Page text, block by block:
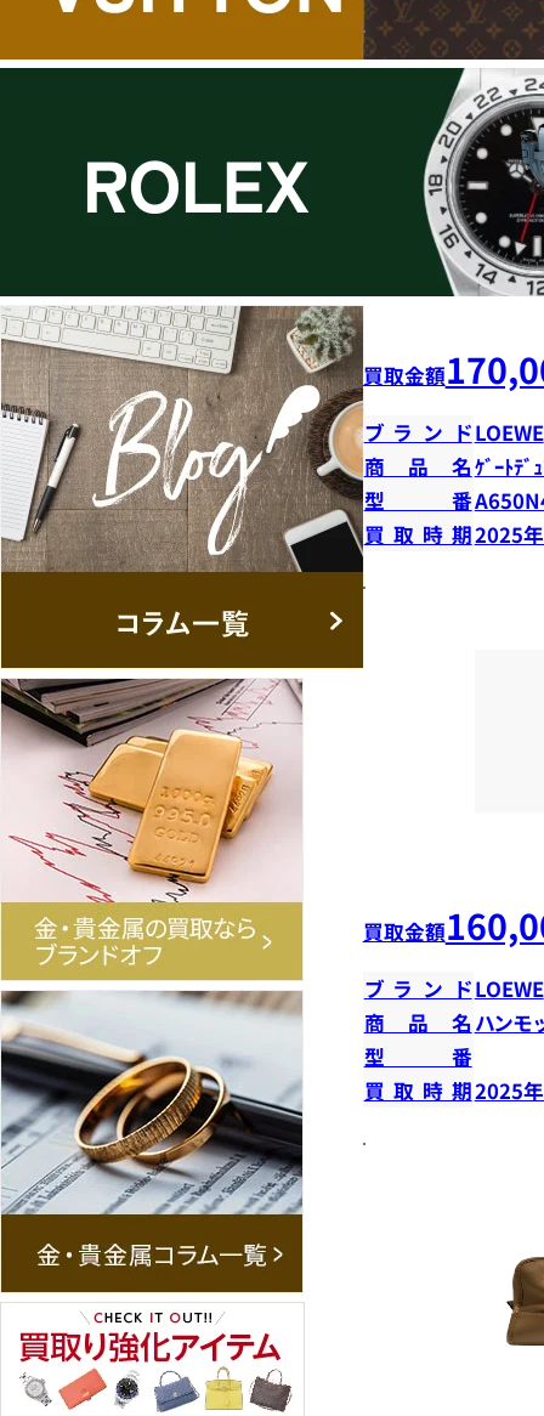
買取金額
ブランドLOEWE
商品名ｹﾞｰﾄﾃﾞ
型番
買取時期2025
買取金額
ブランドLOEWE
商品名 ハン
型番
買取時期2025